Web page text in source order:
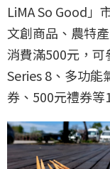
LiMA So Good」
文創商品、農特
消費滿500元，
Series 8、多功能
券、500元禮券等